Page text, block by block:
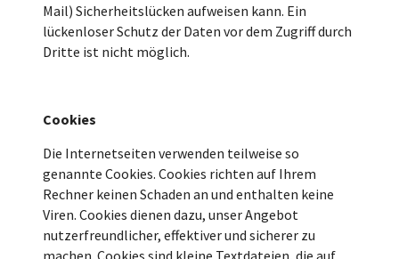
Mail) Sicherheitslücken aufweisen kann. Ein
lückenloser Schutz der Daten vor dem Zugriff durch
Dritte ist nicht möglich.
Cookies
Die Internetseiten verwenden teilweise so
genannte Cookies. Cookies richten auf Ihrem
Rechner keinen Schaden an und enthalten keine
Viren. Cookies dienen dazu, unser Angebot
nutzerfreundlicher, effektiver und sicherer zu
machen. Cookies sind kleine Textdateien, die auf